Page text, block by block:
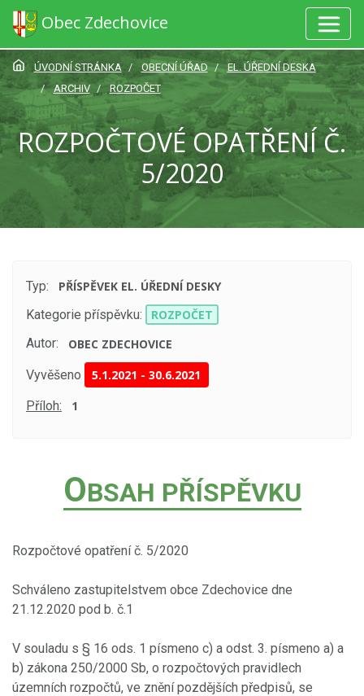
Obec Zdechovice
ÚVODNÍ STRÁNKA OBECNÍ ÚŘAD
EL. ÚŘEDNÍ DESKA
ARCHIV
ROZPOČET
ROZPOČTOVÉ OPATŘENÍ Č.
5/2020
Typ:
PŘÍSPĚVEK EL. ÚŘEDNÍ DESKY
Kategorie příspěvku:
ROZPOČET
Autor:
OBEC ZDECHOVICE
Vyvěšeno 5.1.2021 -30.6.2021
Příloh: 1
OBSAH PŘÍSPĚVKU
Rozpočtové opatření č. 5/2020
Schváleno zastupitelstvem obce Zdechovice dne
21.12.2020 pod b. č.1
V souladu s § 16 ods. 1 písmeno c) a odst. 3. písmeno a) a
b) zákona 250/2000 Sb, o rozpočtových pravidlech
územních rozpočtů, ve znění pozdějších předpisů, se